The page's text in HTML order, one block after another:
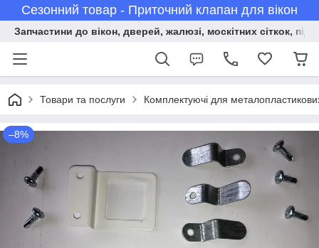
Сезонний товар - Приточний клапан для вікон
Запчастини до вікон, дверей, жалюзі, москітних сіткок,
Товари та послуги Комплектуючі для
–8%